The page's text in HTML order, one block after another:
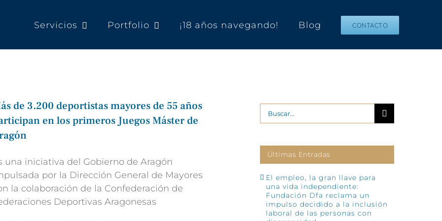
Servicios Portfolio ¡18 años navegando! Blog CONTACTO
de 3.200 deportistas mayores de 55 años
en los primeros Juegos Máster de
una iniciativa del Gobierno de Aragón
por la Dirección General de Mayores
la colaboración de la Confederación de
Deportivas Aragonesas
Buscar:
Últimas Entradas
El empleo, la gran llave para
una vida independiente:
Fundación Dfa reclama un
impulso decidido a la inclusión
laboral de las personas con